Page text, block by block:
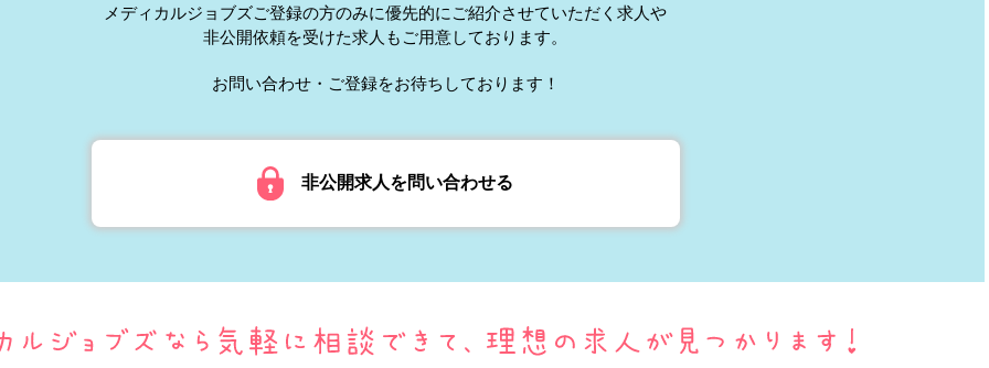
メディカルジョブズご登録の方のみに優先的にご紹介させていただく求人や
非公開依頼を受けた求人もご用意しております。
お問い合わせ・ご登録をお待ちしております！
非公開求人を問い合わせる